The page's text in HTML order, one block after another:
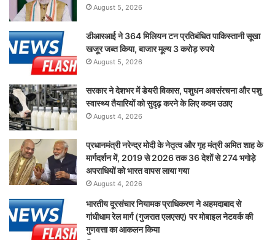
August 5, 2026
डीआरआई ने 364 मिलियन टन प्रतिबंधित पाकिस्तानी सूखा
खजूर जब्त किया, बाजार मूल्य 3 करोड़ रुपये
August 5, 2026
सरकार ने देशभर में डेयरी विकास, पशुधन अवसंरचना और पशु
स्वास्थ्य तैयारियों को सुदृढ़ करने के लिए कदम उठाए
August 4, 2026
प्रधानमंत्री नरेन्द्र मोदी के नेतृत्व और गृह मंत्री अमित शाह के
मार्गदर्शन में, 2019 से 2026 तक 36 देशों से 274 भगोड़े
अपराधियों को भारत वापस लाया गया
August 4, 2026
भारतीय दूरसंचार नियामक प्राधिकरण ने अहमदाबाद से
गांधीधाम रेल मार्ग (गुजरात एलएसए) पर मोबाइल नेटवर्क की
गुणवत्ता का आकलन किया